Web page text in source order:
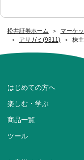
松井証券ホーム
マーケ
アサガミ(9311)
株
はじめての方へ
楽しむ・学ぶ
商品一覧
ツール